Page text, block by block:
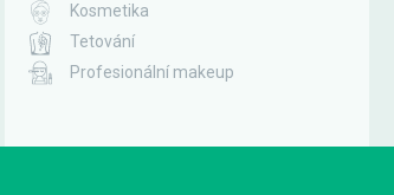
Kosmetika
Tetování
Profesionální makeup